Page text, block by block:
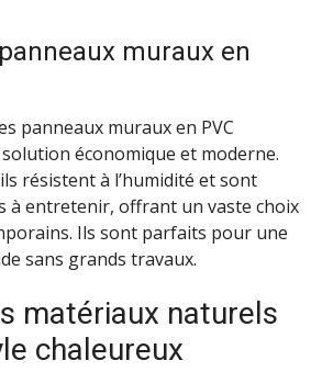
muraux en
panneaux muraux en PVC
économique et moderne.
résistent à l’humidité et sont
à entretenir, offrant un vaste choix
Ils sont parfaits pour une
sans grands travaux.
matériaux naturels
chaleureux